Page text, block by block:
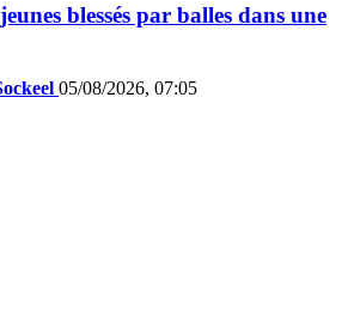
blessés par balles dans une
05/08/2026, 07:05